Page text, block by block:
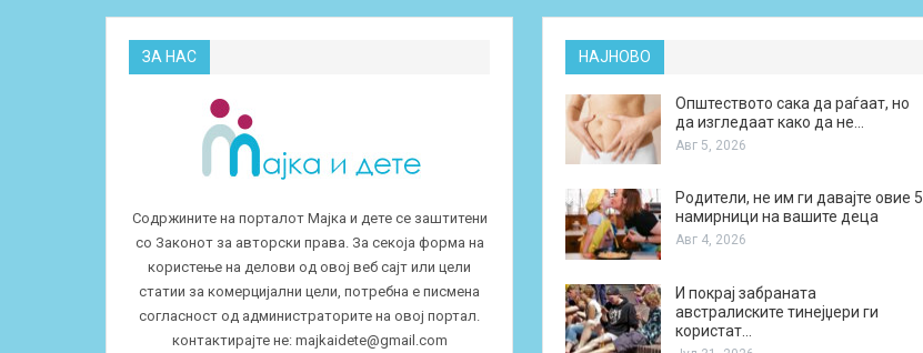
ЗА НАС
Содржините на порталот Мајка и дете се заштитени
со Законот за авторски права. За секоја форма на
користење на делови од овој веб сајт или цели
статии за комерцијални цели, потребна е писмена
согласност од администраторите на овој портал.
контактирајте не: majkaidete@gmail.com
НАЈНОВО
Општеството сака да раѓаат, но
да изгледаат како да не…
Авг 5, 2026
Родители, не им ги давајте овие 5
намирници на вашите деца
Авг 4, 2026
И покрај забраната
австралиските тинејџери ги
користат…